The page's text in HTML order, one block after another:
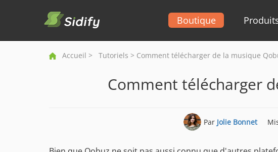
Boutique
Accueil > Tutoriels > Comment télécharger de la musique
Comment télécharger
Par Jolie Bonnet